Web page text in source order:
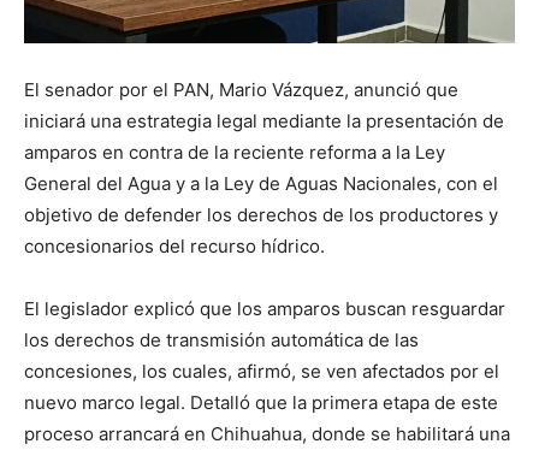
El senador por el PAN, Mario Vázquez, anunció que
iniciará una estrategia legal mediante la presentación de
amparos en contra de la reciente reforma a la Ley
General del Agua y a la Ley de Aguas Nacionales, con el
objetivo de defender los derechos de los productores y
concesionarios del recurso hídrico.
El legislador explicó que los amparos buscan resguardar
los derechos de transmisión automática de las
concesiones, los cuales, afirmó, se ven afectados por el
nuevo marco legal. Detalló que la primera etapa de este
proceso arrancará en Chihuahua, donde se habilitará una